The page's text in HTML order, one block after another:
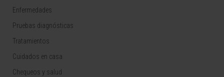
Enfermedades
Pruebas diagnósticas
Tratamientos
Cuidados en casa
Chequeos y salud